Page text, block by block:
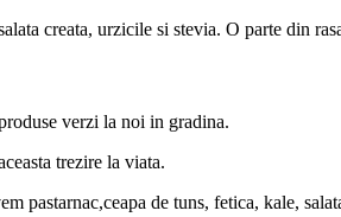
creata, urzicile si stevia. O parte din
verzi la noi in gradina.
trezire la viata.
pastarnac,ceapa de tuns, fetica, kale,